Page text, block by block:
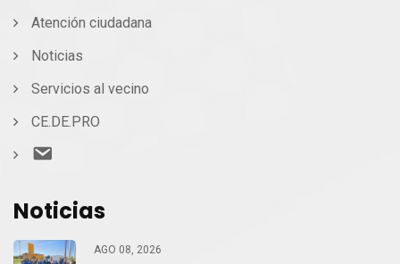
Atención ciudadana
Noticias
Servicios al vecino
CE.DE.PRO
Noticias
AGO 08, 2026